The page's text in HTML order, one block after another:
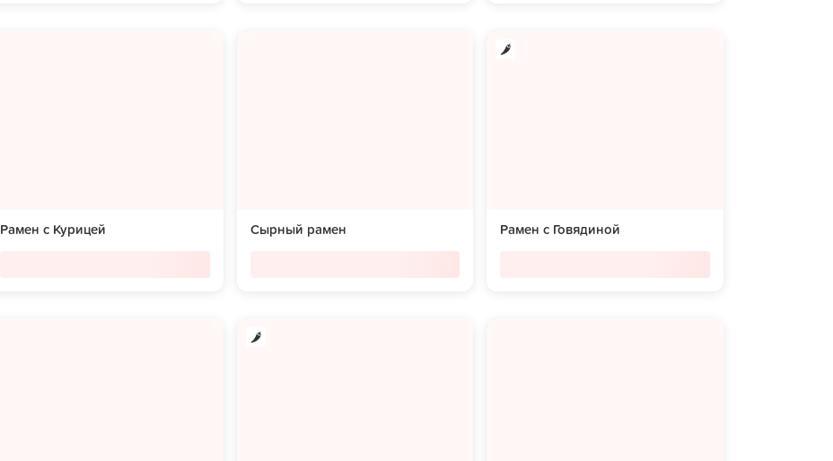
Рамен с Курицей Сырный рамен Рамен с Говядиной